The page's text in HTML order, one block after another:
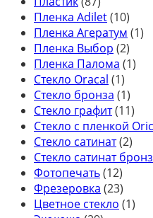
Пленка Adilet(10)
Пленка Агератум (1)
Пленка Выбор (2)
Пленка Палома (1)
Стекло Oracal (1)
Стекло бронза (1)
Стекло графит(11)
Стекло с пленкой
Стекло сатинат(2)
Стекло сатинат
Фотопечать(12)
Фрезеровка (23)
Цветное стекло (1)